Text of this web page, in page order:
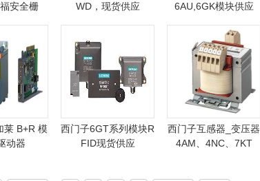
安全栅
WD，现货供应
6AU,6GK模块供应
莱 B+R 模
动器
西门子6GT系列模块R
FID现货供应
西门子互感器_变压器
4AM、4NC、7KT